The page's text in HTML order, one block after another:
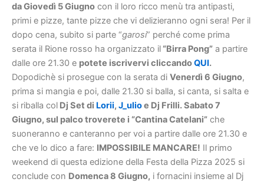
da Giovedì 5 Giugno con il loro ricco menù tra antipasti,
primi e pizze, tante pizze che vi delizieranno ogni sera! Per il
dopo cena, subito si parte “garosi” perché come prima
serata il Rione rosso ha organizzato il “Birra Pong” a partire
dalle ore 21.30 e potete iscrivervi cliccandoQUI.
Dopodichè si prosegue con la serata di Venerdì 6 Giugno,
prima si mangia e poi, dalle 21.30 si balla, si canta, si salta e
si riballa col Dj Set di Lorii, J_ulioe Dj Frilli. Sabato 7
Giugno, sul palco troverete i “Cantina Catelani” che
suoneranno e canteranno per voi a partire dalle ore 21.30 e
che ve lo dico a fare: IMPOSSIBILE MANCARE! Il primo
weekend di questa edizione della Festa della Pizza 2025 si
conclude con Domenca 8 Giugno, i fornacini insieme al Dj